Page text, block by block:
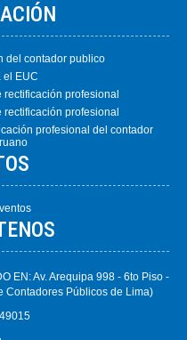
del contador publico
el EUC
rectificación profesional
rectificación profesional
profesional del contador
EN: Av. Arequipa 998 - 6to Piso -
Contadores Públicos de Lima)